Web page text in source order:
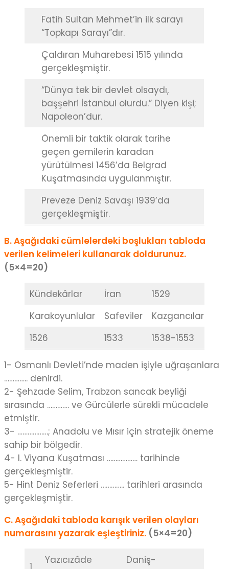
Fatih Sultan Mehmet’in ilk sarayı
“Topkapı Sarayı”dır.
Çaldıran Muharebesi 1515 yılında
gerçekleşmiştir.
“Dünya tek bir devlet olsaydı,
başşehri İstanbul olurdu.” Diyen kişi;
Napoleon’dur.
Önemli bir taktik olarak tarihe
geçen gemilerin karadan
yürütülmesi 1456’da Belgrad
Kuşatmasında uygulanmıştır.
Preveze Deniz Savaşı 1939’da
gerçekleşmiştir.
B. Aşağıdaki cümlelerdeki boşlukları tabloda
verilen kelimeleri kullanarak doldurunuz.
(5×4=20)
Kündekârlar İran 1529
Karakoyunlular
Safeviler Kazgancılar
1526
1533 1538-1553
1- Osmanlı Devleti’nde maden işiyle uğraşanlara
………….. denirdi.
2- Şehzade Selim, Trabzon sancak beyliği
sırasında …………. ve Gürcülerle sürekli mücadele
etmiştir.
3- ………………; Anadolu ve Mısır için stratejik öneme
sahip bir bölgedir.
4- I. Viyana Kuşatması ……………… tarihinde
gerçekleşmiştir.
5- Hint Deniz Seferleri ………….. tarihleri arasında
gerçekleşmiştir.
C. Aşağıdaki tabloda karışık verilen olayları
numarasını yazarak eşleştiriniz. (5×4=20)
1
Yazıcızâde
Daniş-